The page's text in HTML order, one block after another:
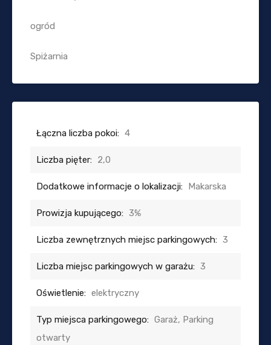
ogród
Spiżarnia
Łączna liczba pokoi: 4
Liczba pięter: 2,0
Dodatkowe informacje o lokalizacji: Makarska
Prowizja kupującego: 3%
Liczba zewnętrznych miejsc parkingowych: 3
Liczba miejsc parkingowych w garażu: 3
Oświetlenie: elektryczny
Typ miejsca parkingowego: Garaż, Parking
otwarty